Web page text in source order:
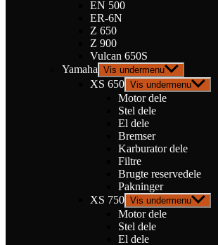
EN 500
ER-6N
Z 650
Z 900
Vulcan 650S
Yamaha Vis undermenu
XS 650 Vis undermenu
Motor dele
Stel dele
El dele
Bremser
Karburator dele
Filtre
Brugte reservedele
Pakninger
XS 750 Vis undermenu
Motor dele
Stel dele
El dele